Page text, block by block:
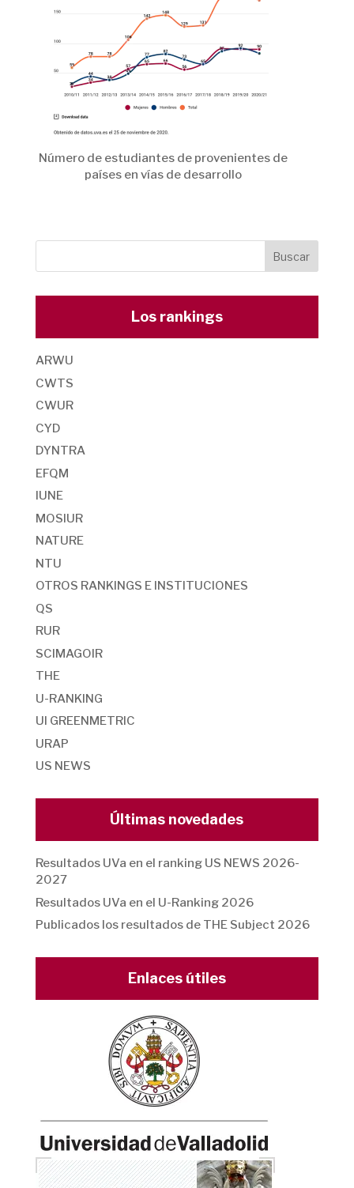
Número de estudiantes de provenientes de
países en vías de desarrollo
Los rankings
ARWU
CWTS
CWUR
CYD
DYNTRA
EFQM
IUNE
MOSIUR
NATURE
NTU
OTROS RANKINGS E INSTITUCIONES
QS
RUR
SCIMAGOIR
THE
U-RANKING
UI GREENMETRIC
URAP
US NEWS
Últimas novedades
Resultados UVa en el ranking US NEWS 2026-
2027
Resultados UVa en el U-Ranking 2026
Publicados los resultados de THE Subject 2026
Enlaces útiles